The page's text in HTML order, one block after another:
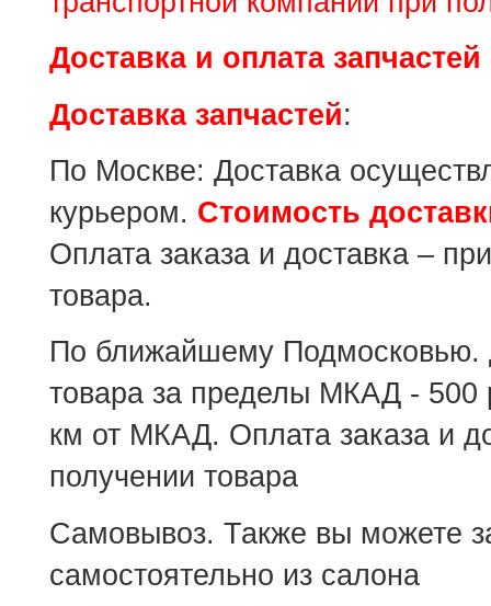
Доставка и оплата запчастей
Доставка запчастей:
По Москве: Доставка
курьером. Стоимость
Оплата заказа и доставка –
товара.
По ближайшему Подмосковью.
товара за пределы МКАД - 500
км от МКАД. Оплата заказа и
получении товара
Самовывоз. Также вы можете
самостоятельно из салона